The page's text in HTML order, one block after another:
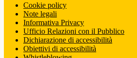
Cookie policy
Note legali
Informativa Privacy
Ufficio Relazioni con il Pubblico
Dichiarazione di accessibilità
Obiettivi di accessibilità